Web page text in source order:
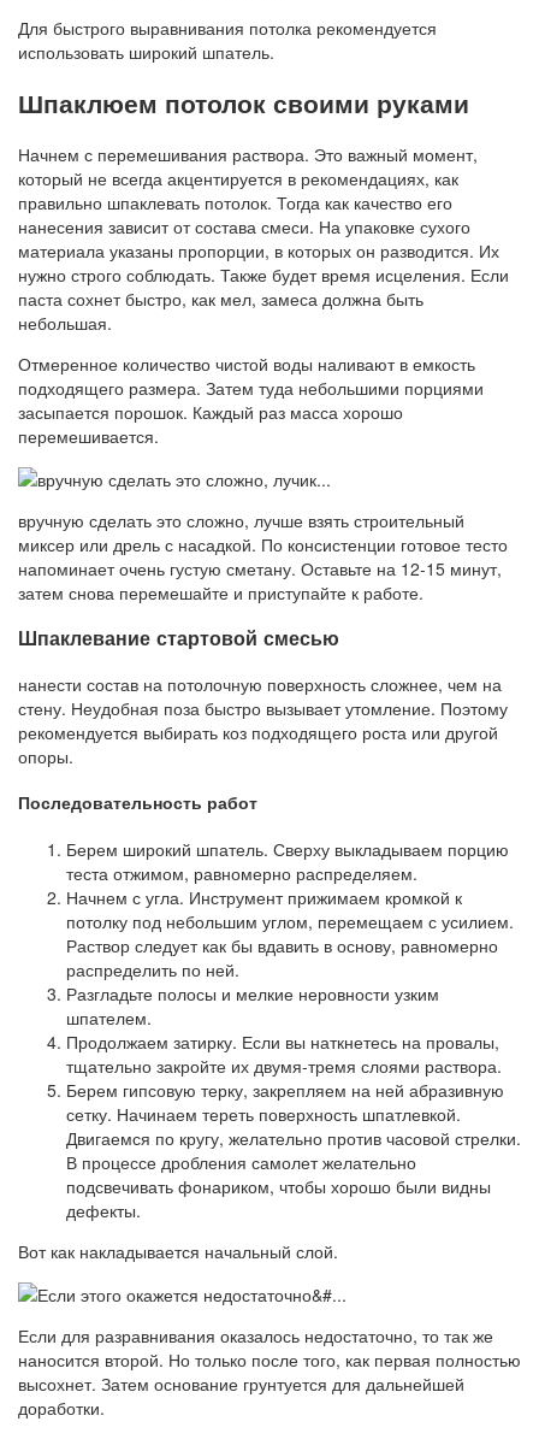
Для быстрого выравнивания потолка рекомендуется
использовать широкий шпатель.
Шпаклюем потолок своими руками
Начнем с перемешивания раствора. Это важный момент,
который не всегда акцентируется в рекомендациях, как
правильно шпаклевать потолок. Тогда как качество его
нанесения зависит от состава смеси. На упаковке сухого
материала указаны пропорции, в которых он разводится. Их
нужно строго соблюдать. Также будет время исцеления. Если
паста сохнет быстро, как мел, замеса должна быть
небольшая.
Отмеренное количество чистой воды наливают в емкость
подходящего размера. Затем туда небольшими порциями
засыпается порошок. Каждый раз масса хорошо
перемешивается.
вручную сделать это сложно, лучше взять строительный
миксер или дрель с насадкой. По консистенции готовое тесто
напоминает очень густую сметану. Оставьте на 12-15 минут,
затем снова перемешайте и приступайте к работе.
Шпаклевание стартовой смесью
нанести состав на потолочную поверхность сложнее, чем на
стену. Неудобная поза быстро вызывает утомление. Поэтому
рекомендуется выбирать коз подходящего роста или другой
опоры.
Последовательность работ
Берем широкий шпатель. Сверху выкладываем порцию
теста отжимом, равномерно распределяем.
Начнем с угла. Инструмент прижимаем кромкой к
потолку под небольшим углом, перемещаем с усилием.
Раствор следует как бы вдавить в основу, равномерно
распределить по ней.
Разгладьте полосы и мелкие неровности узким
шпателем.
Продолжаем затирку. Если вы наткнетесь на провалы,
тщательно закройте их двумя-тремя слоями раствора.
Берем гипсовую терку, закрепляем на ней абразивную
сетку. Начинаем тереть поверхность шпатлевкой.
Двигаемся по кругу, желательно против часовой стрелки.
В процессе дробления самолет желательно
подсвечивать фонариком, чтобы хорошо были видны
дефекты.
Вот как накладывается начальный слой.
Если для разравнивания оказалось недостаточно, то так же
наносится второй. Но только после того, как первая полностью
высохнет. Затем основание грунтуется для дальнейшей
доработки.